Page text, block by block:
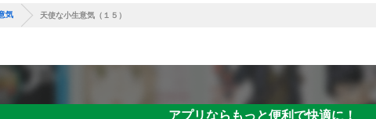
気 天使な小生意気（１５）
アプリならもっと便利で快適に！